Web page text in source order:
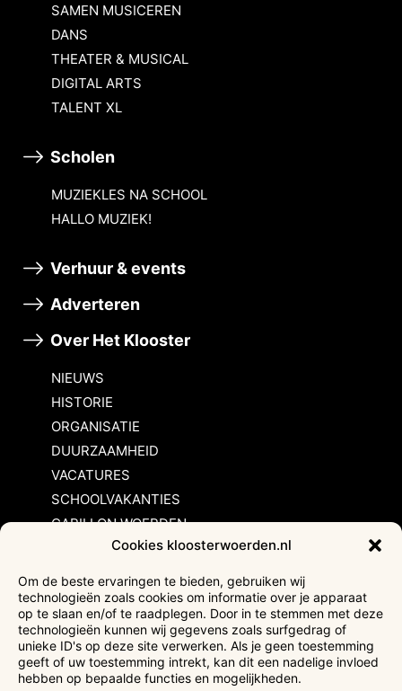
Cookies kloosterwoerden.nl
Om de beste ervaringen te bieden, gebruiken wij
technologieën zoals cookies om informatie over je apparaat
op te slaan en/of te raadplegen. Door in te stemmen met deze
technologieën kunnen wij gegevens zoals surfgedrag of
unieke ID's op deze site verwerken. Als je geen toestemming
geeft of uw toestemming intrekt, kan dit een nadelige invloed
hebben op bepaalde functies en mogelijkheden.
SAMEN MUSICEREN
DANS
THEATER & MUSICAL
DIGITAL ARTS
TALENT XL
Scholen
MUZIEKLES NA SCHOOL
HALLO MUZIEK!
Verhuur & events
Adverteren
Over Het Klooster
NIEUWS
HISTORIE
ORGANISATIE
DUURZAAMHEID
VACATURES
SCHOOLVAKANTIES
CARILLON WOERDEN
Inschrijvingsvoorwaarden
Bezoekersvoorwaarden
Huurvoorwaarden
Privacyverklaring
Ticketverkoop